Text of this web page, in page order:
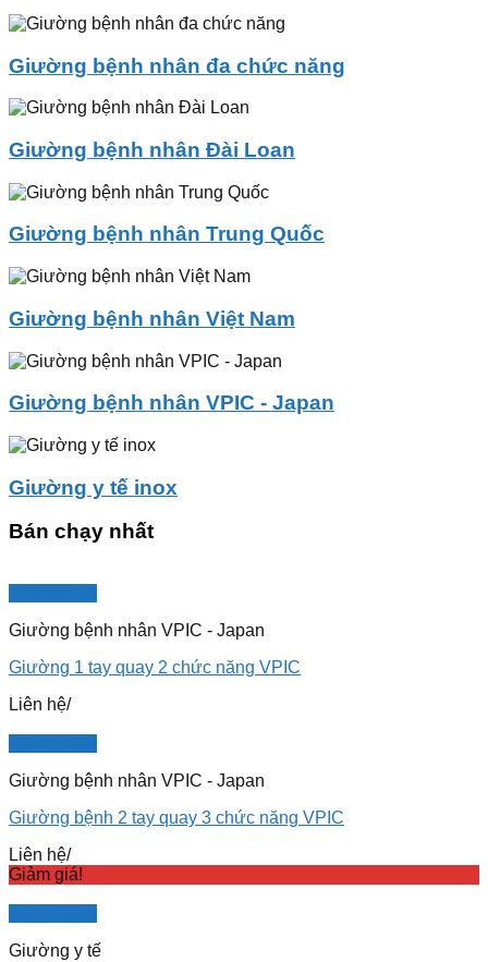
Giường bệnh nhân đa chức năng
Giường bệnh nhân Đài Loan
Giường bệnh nhân Trung Quốc
Giường bệnh nhân Việt Nam
Giường bệnh nhân VPIC - Japan
Giường y tế inox
Bán chạy nhất
Giường bệnh nhân VPIC - Japan
Giường 1 tay quay 2 chức năng VPIC
Liên hệ/
Giường bệnh nhân VPIC - Japan
Giường bệnh 2 tay quay 3 chức năng VPIC
Liên hệ/
Giảm giá!
Giường y tế